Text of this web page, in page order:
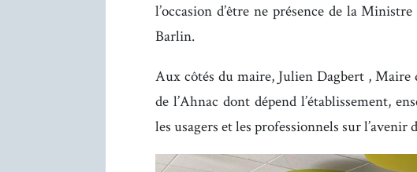
l’occasion d’être ne présence de la
Barlin.
Aux côtés du maire, Julien Dagbert , Maire
de l’Ahnac dont dépend l’établissement,
les usagers et les professionnels sur l’avenir